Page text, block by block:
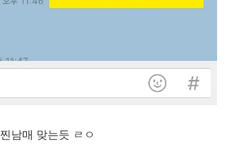
찐남매 맞는듯 ㄹㅇ